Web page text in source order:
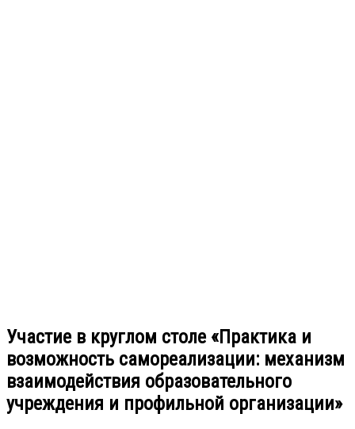
Участие в круглом столе «Практика и
возможность самореализации: механизм
взаимодействия образовательного
учреждения и профильной организации»